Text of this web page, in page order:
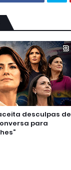
aceita desculpas de
para